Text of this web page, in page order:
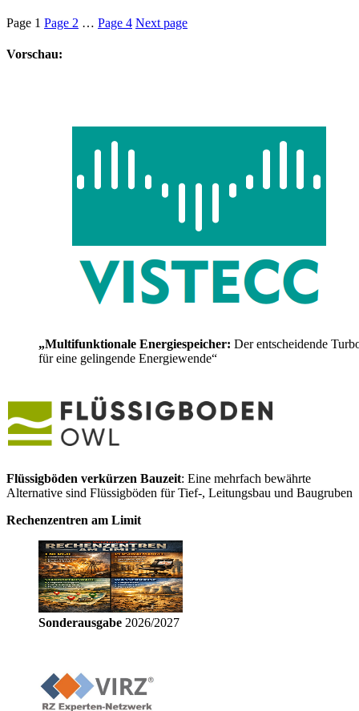
Page 1 Page 2 … Page 4 Next page
Vorschau:
„Multifunktionale Energiespeicher: Der entscheidende
für eine gelingende Energiewende“
Flüssigböden verkürzen Bauzeit: Eine mehrfach bewährte
Alternative sind Flüssigböden für Tief-, Leitungsbau und Baugruben
Rechenzentren am Limit
Sonderausgabe 2026/2027